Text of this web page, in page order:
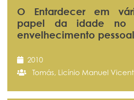
O Entardecer em
papel da idade no
envelhecimento
2010
Tomás, Licínio Manuel